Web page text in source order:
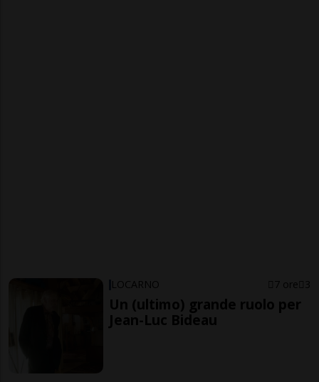
LOCARNO 7 ore 3
Un (ultimo) grande ruolo per
Jean-Luc Bideau